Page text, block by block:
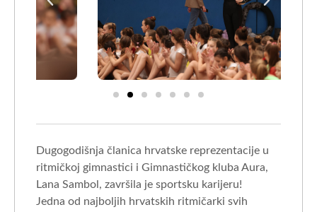
Dugogodišnja članica hrvatske reprezentacije u
ritmičkoj gimnastici i Gimnastičkog kluba Aura,
Lana Sambol, završila je sportsku karijeru!
Jedna od najboljih hrvatskih ritmičarki svih